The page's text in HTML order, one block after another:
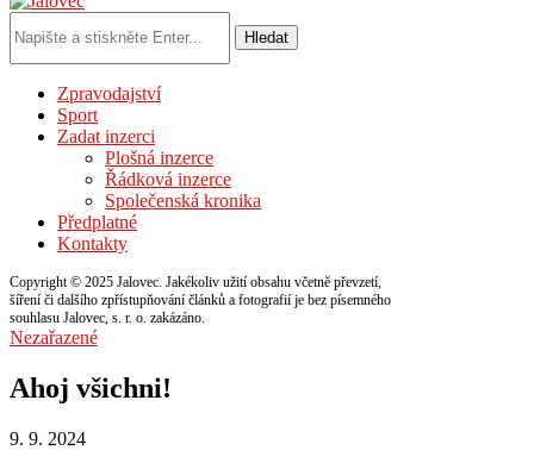
Hledat
Zpravodajství
Sport
Zadat inzerci
Plošná inzerce
Řádková inzerce
Společenská kronika
Předplatné
Kontakty
Copyright © 2025 Jalovec. Jakékoliv užití obsahu včetně převzetí,
šíření či dalšího zpřístupňování článků a fotografií je bez písemného
souhlasu Jalovec, s. r. o. zakázáno.
Nezařazené
Ahoj všichni!
9. 9. 2024